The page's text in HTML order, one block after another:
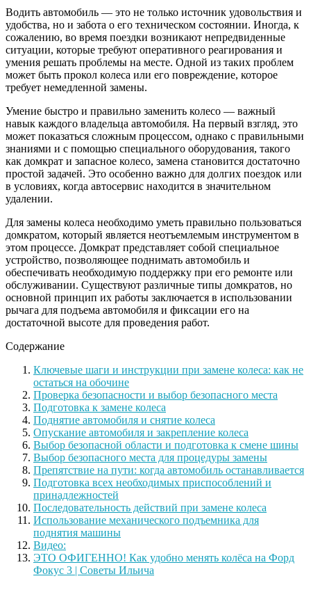
Водить автомобиль — это не только источник удовольствия и
удобства, но и забота о его техническом состоянии. Иногда, к
сожалению, во время поездки возникают непредвиденные
ситуации, которые требуют оперативного реагирования и
умения решать проблемы на месте. Одной из таких проблем
может быть прокол колеса или его повреждение, которое
требует немедленной замены.
Умение быстро и правильно заменить колесо — важный
навык каждого владельца автомобиля. На первый взгляд, это
может показаться сложным процессом, однако с правильными
знаниями и с помощью специального оборудования, такого
как домкрат и запасное колесо, замена становится достаточно
простой задачей. Это особенно важно для долгих поездок или
в условиях, когда автосервис находится в значительном
удалении.
Для замены колеса необходимо уметь правильно пользоваться
домкратом, который является неотъемлемым инструментом в
этом процессе. Домкрат представляет собой специальное
устройство, позволяющее поднимать автомобиль и
обеспечивать необходимую поддержку при его ремонте или
обслуживании. Существуют различные типы домкратов, но
основной принцип их работы заключается в использовании
рычага для подъема автомобиля и фиксации его на
достаточной высоте для проведения работ.
Содержание
Ключевые шаги и инструкции при замене колеса: как не
остаться на обочине
Проверка безопасности и выбор безопасного места
Подготовка к замене колеса
Поднятие автомобиля и снятие колеса
Опускание автомобиля и закрепление колеса
Выбор безопасной области и подготовка к смене шины
Выбор безопасного места для процедуры замены
Препятствие на пути: когда автомобиль останавливается
Подготовка всех необходимых приспособлений и
принадлежностей
Последовательность действий при замене колеса
Использование механического подъемника для
поднятия машины
Видео:
ЭТО ОФИГЕННО! Как удобно менять колёса на Форд
Фокус 3 | Советы Ильича